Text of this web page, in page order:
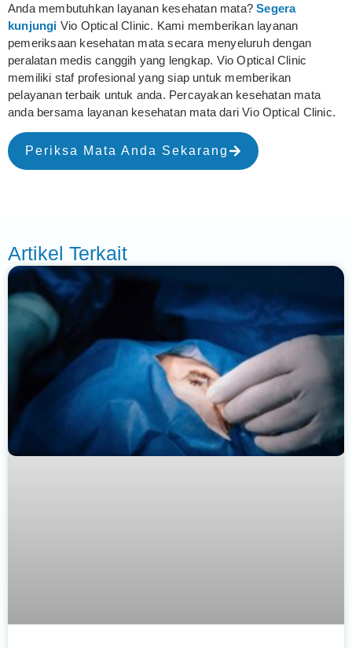
Anda membutuhkan layanan kesehatan mata?Segera
kunjungi Vio Optical Clinic. Kami memberikan layanan
pemeriksaan kesehatan mata secara menyeluruh dengan
peralatan medis canggih yang lengkap. Vio Optical Clinic
memiliki staf profesional yang siap untuk memberikan
pelayanan terbaik untuk anda. Percayakan kesehatan mata
anda bersama layanan kesehatan mata dari Vio Optical Clinic.
Periksa Mata Anda Sekarang
Artikel Terkait